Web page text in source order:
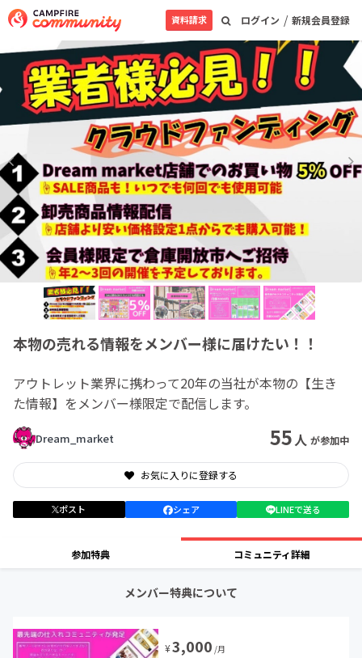
ログイン / 新規会員登録
資料請求
本物の売れる情報をメンバー様に届けたい！！
アウトレット業界に携わって20年の当社が本物の【生き
た情報】をメンバー様限定で配信します。
Dream_market 55人 が参加中
お気に入りに登録する
ポスト シェア LINEで送る
参加特典 コミュニティ詳細
メンバー特典について
¥3,000 /月